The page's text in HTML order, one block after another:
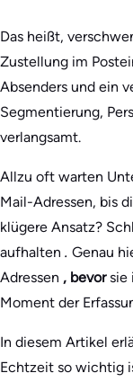
Das heißt,
Zustellung im
Absenders und ein
Segmentierung,
verlangsamt.
Allzu oft warten
Mail-Adressen, bis
klügere Ansatz?
aufhalten . Genau
Adressen , bevorsie
Moment der
In diesem Artikel
Echtzeit so wichtig